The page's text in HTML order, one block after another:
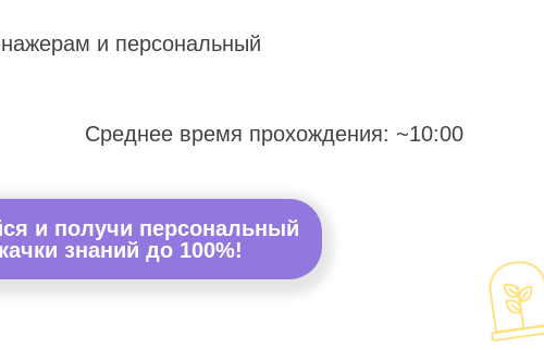
и персональный
Среднее время прохождения: ~10:00
и получи персональный
знаний до 100%!